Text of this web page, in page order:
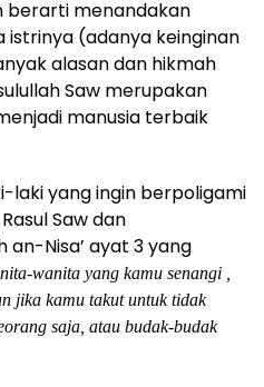
berarti menandakan
istrinya (adanya keinginan
alasan dan hikmah
Saw merupakan
manusia terbaik
laki yang ingin berpoligami
Saw dan
Nisa’ ayat 3 yang
wanita yang kamu senangi ,
jika kamu takut untuk tidak
saja, atau budak-budak